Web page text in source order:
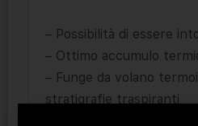
– Possibilità di essere
– Ottimo accumulo
– Funge da volano
stratigrafie traspiranti
– Attitudine alla